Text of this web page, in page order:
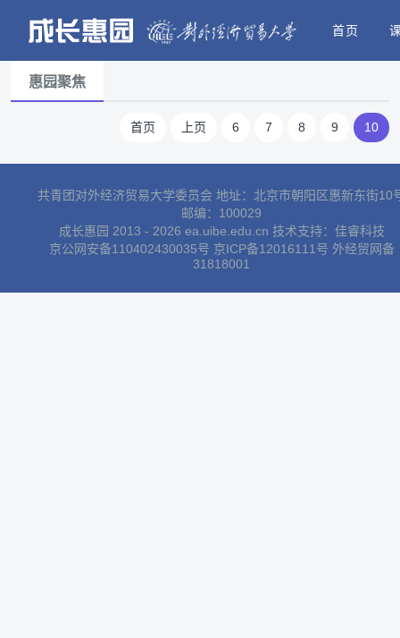
首页
惠园聚焦
首页 上页 6 7 8 9 10
共青团对外经济贸易大学委员会 地址：北京市朝阳区惠新东街10
邮编：100029
成长惠园 2013 - 2026 ea.uibe.edu.cn 技术支持： 佳睿科技
京公网安备110402430035号 京ICP备12016111号 外经贸网备
31818001